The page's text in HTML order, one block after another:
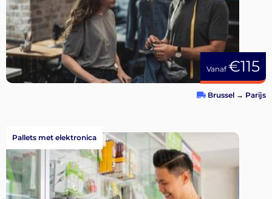
Vanaf€115
Brussel → Parijs
Pallets met elektronica